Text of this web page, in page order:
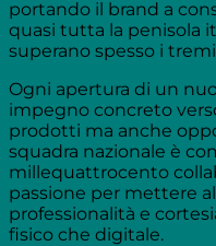
portando il brand a
quasi tutta la penisola
superano spesso i
Ogni apertura di un
impegno concreto
prodotti ma anche
squadra nazionale è
millequattrocento
passione per mettere
professionalità e
fisico che digitale.